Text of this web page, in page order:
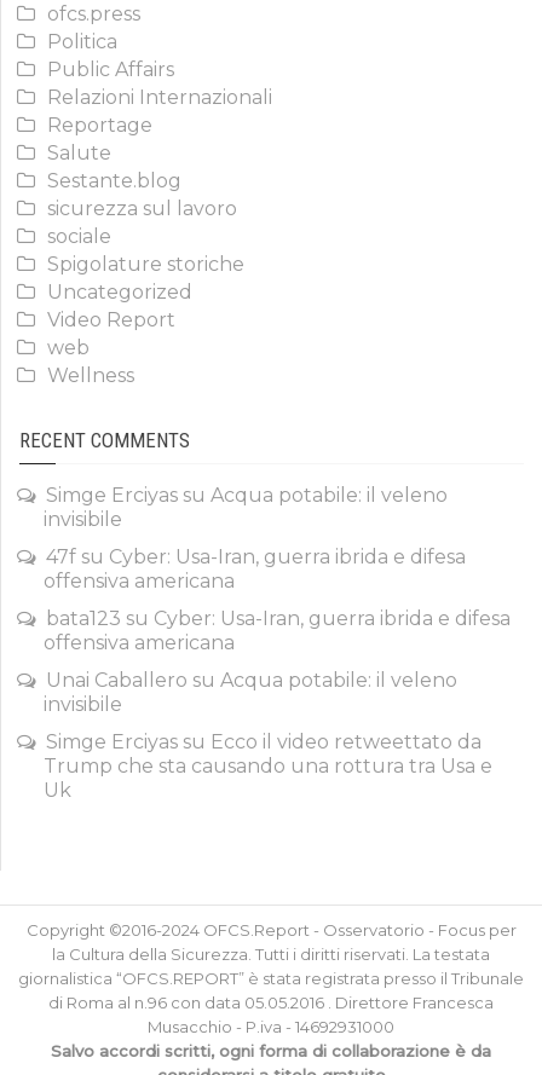
ofcs.press
Politica
Public Affairs
Relazioni Internazionali
Reportage
Salute
Sestante.blog
sicurezza sul lavoro
sociale
Spigolature storiche
Uncategorized
Video Report
web
Wellness
RECENT COMMENTS
Simge Erciyas su Acqua potabile: il veleno
invisibile
47f su Cyber: Usa-Iran, guerra ibrida e difesa
offensiva americana
bata123 su Cyber: Usa-Iran, guerra ibrida e difesa
offensiva americana
Unai Caballero su Acqua potabile: il veleno
invisibile
Simge Erciyas su Ecco il video retweettato da
Trump che sta causando una rottura tra Usa e
Uk
Copyright ©2016-2024 OFCS.Report - Osservatorio - Focus per
la Cultura della Sicurezza. Tutti i diritti riservati. La testata
giornalistica “OFCS.REPORT” è stata registrata presso il Tribunale
di Roma al n.96 con data 05.05.2016 . Direttore Francesca
Musacchio - P.iva - 14692931000
Salvo accordi scritti, ogni forma di collaborazione è da